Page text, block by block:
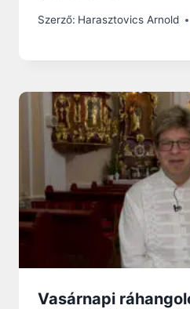
Szerző: Harasztovics Arnold
Vasárnapi